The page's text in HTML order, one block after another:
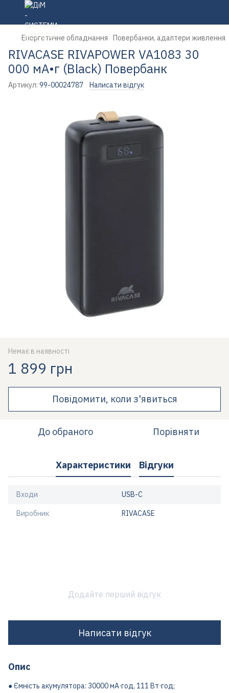
Енергетичне обладнання Повербанки, адаптери живлення
RIVACASE RIVAPOWER VA1083 30
000 мА•г (Black) Повербанк
Артикул: 99-00024787 Написати відгук
Немає в наявності
1 899 грн
Повідомити, коли з'явиться
До обраного Порівняти
Характеристики Відгуки
Входи USB-C
Виробник RIVACASE
Додайте перший відгук
Написати відгук
Опис
● Ємність акумулятора: 30000 мА·год, 111 Вт·год;